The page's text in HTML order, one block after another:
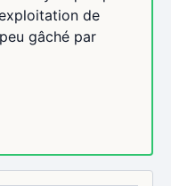
de
gâché par